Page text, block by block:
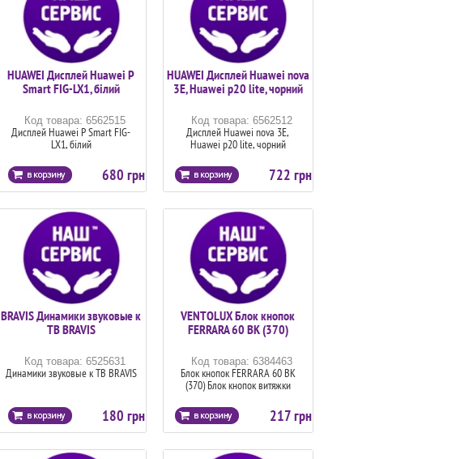
HUAWEI Дисплей Huawei P
Smart FIG-LX1, білий
Код товара: 6562515
Дисплей Huawei P Smart FIG-
LX1, білий
680 грн
HUAWEI Дисплей Huawei nova
3E, Huawei p20 lite, чорний
Код товара: 6562512
Дисплей Huawei nova 3E,
Huawei p20 lite, чорний
722 грн
BRAVIS Динамики звуковые к
ТВ BRAVIS
Код товара: 6525631
Динамики звуковые к ТВ BRAVIS
180 грн
VENTOLUX Блок кнопок
FERRARA 60 BK (370)
Код товара: 6384463
Блок кнопок FERRARA 60 BK
(370) Блок кнопок витяжки
217 грн